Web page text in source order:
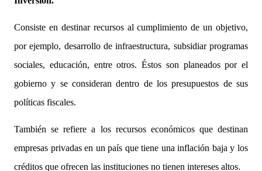
Consiste en destinar recursos al cumplimiento de un objetivo,
por ejemplo, desarrollo de infraestructura, subsidiar programas
sociales, educación, entre otros. Éstos son planeados por el
gobierno y se consideran dentro de los presupuestos de sus
políticas fiscales.
También se refiere a los recursos económicos que destinan
empresas privadas en un país que tiene una inflación baja y los
créditos que ofrecen las instituciones no tienen intereses altos.